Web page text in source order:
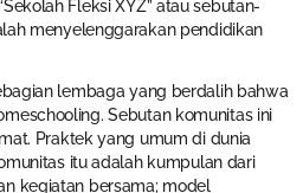
Fleksi XYZ” atau sebutan-
menyelenggarakan pendidikan
lembaga yang berdalih bahwa
Sebutan komunitas ini
Praktek yang umum di dunia
itu adalah kumpulan dari
kegiatan bersama; model